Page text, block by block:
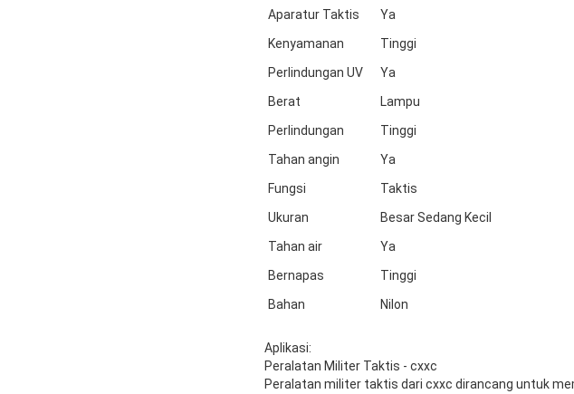
Aparatur Taktis
Ya
Kenyamanan
Tinggi
Perlindungan UV
Ya
Berat
Lampu
Perlindungan
Tinggi
Tahan angin
Ya
Fungsi
Taktis
Ukuran
Besar Sedang Kecil
Tahan air
Ya
Bernapas
Tinggi
Bahan
Nilon
Aplikasi:
Peralatan Militer Taktis - cxxc
Peralatan militer taktis dari cxxc dirancang untuk